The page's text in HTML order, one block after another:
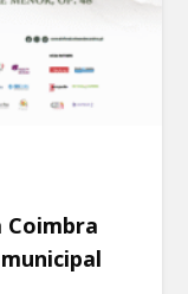
Coimbra